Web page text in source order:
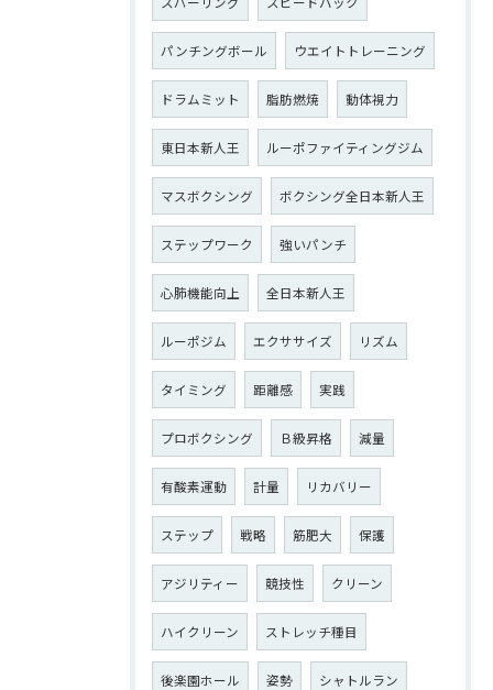
パンチングボール ウエイトトレーニング
ドラムミット 脂肪燃焼 動体視力
東日本新人王 ルーポファイティングジム
マスボクシング ボクシング全日本新人王
ステップワーク 強いパンチ
心肺機能向上 全日本新人王
ルーポジム エクササイズ リズム
タイミング 距離感 実践
プロボクシング Ｂ級昇格 減量
有酸素運動 計量 リカバリー
ステップ 戦略 筋肥大 保護
アジリティー 競技性 クリーン
ハイクリーン ストレッチ種目
後楽園ホール 姿勢 シャトルラン